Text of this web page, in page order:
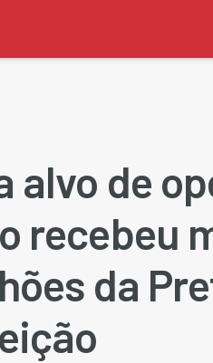
alvo de
recebeu
da